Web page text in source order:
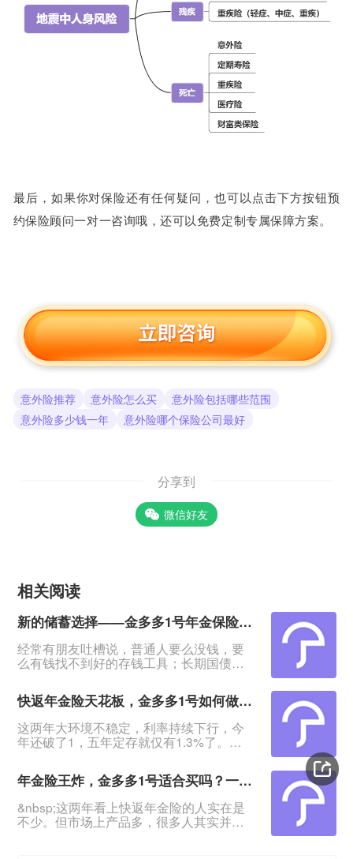
最后，如果你对保险还有任何疑问，也可以点击下方按钮预
约保险顾问一对一咨询哦，还可以免费定制专属保障方案。
意外险推荐 意外险怎么买
意外险包括哪些范围
意外险多少钱一年
意外险哪个保险公司最好
分享到
微信好友
相关阅读
新的储蓄选择——金多多1号年金保险，4年回血5年起领
经常有朋友吐槽说，普通人要么没钱，要
么有钱找不到好的存钱工具；长期国债不
&nbsp;有这种担忧的，我会推荐这款产品
——海港金多多1号年金保险：产品最快4
年回血，5年领年金，最高能领保费的
5.18%！&nbsp;特别适合有一笔闲钱、想
资金稳定增值又退保无损失的人群。
年金险适不适合
快返年金险天花板，金多多1号如何做到存款平替？
这两年大环境不稳定，利率持续下行，今
年还破了1，五年定存就仅有1.3%了。
着没意思，该挪到哪里既安全、灵活，又
有更高的增值？&nbsp;快返年金险的出现
给了大家更好的选择。&nbsp;海港金多多1
号年金保险就是其中的翘楚：回血快，最
快4年资金回稳；第5年起每年领最高
年金险王炸，金多多1号适合买吗？一文教你快返年金险怎么选
&nbsp;这两年看上快返年金险的人实在是
不少。但市场上产品多，很多人其实并不